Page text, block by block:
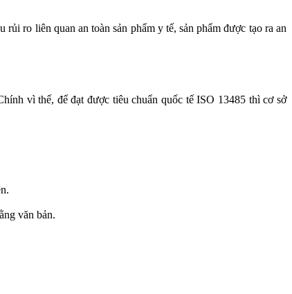
ro liên quan an toàn sản phẩm y tế, sản phẩm được tạo ra an
vì thế, để đạt được tiêu chuẩn quốc tế ISO 13485 thì cơ sở
văn bản.